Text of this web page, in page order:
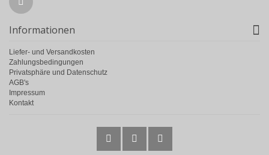
Informationen
Liefer- und Versandkosten
Zahlungsbedingungen
Privatsphäre und Datenschutz
AGB's
Impressum
Kontakt